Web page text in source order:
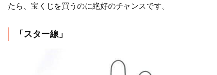
たら、宝くじを買うのに絶好のチャンスです。
「スター線」